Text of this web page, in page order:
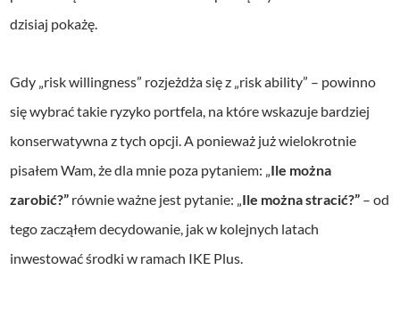
dzisiaj pokażę.
Gdy „risk willingness” rozjeżdża się z „risk ability” – powinno
się wybrać takie ryzyko portfela, na które wskazuje bardziej
konserwatywna z tych opcji. A ponieważ już wielokrotnie
pisałem Wam, że dla mnie poza pytaniem: „Ile można
zarobić?” równie ważne jest pytanie: „Ile można stracić?” – od
tego zacząłem decydowanie, jak w kolejnych latach
inwestować środki w ramach IKE Plus.